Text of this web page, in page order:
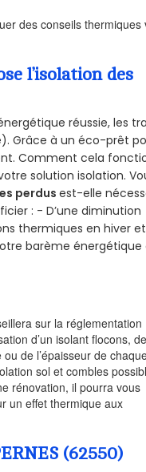
des conseils thermiques
l’isolation des
réussie, les
Grâce à un éco-prêt
Comment cela
solution isolation.
perdusest-elle
: - D’une diminution
thermiques en hiver et
barème énergétique
sur la réglementation
d’un isolant flocons,
de l’épaisseur de
sol et combles
rénovation, il pourra vous
un effet thermique aux
(62550)